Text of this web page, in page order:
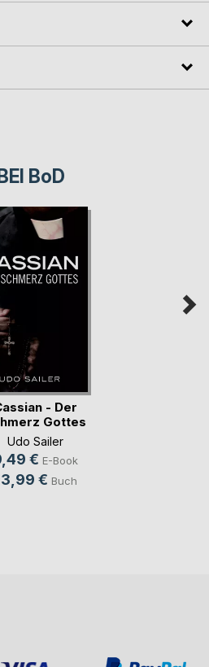
BoD
- Der
Gottes
Udo Sailer
€ E-Book
€ Buch